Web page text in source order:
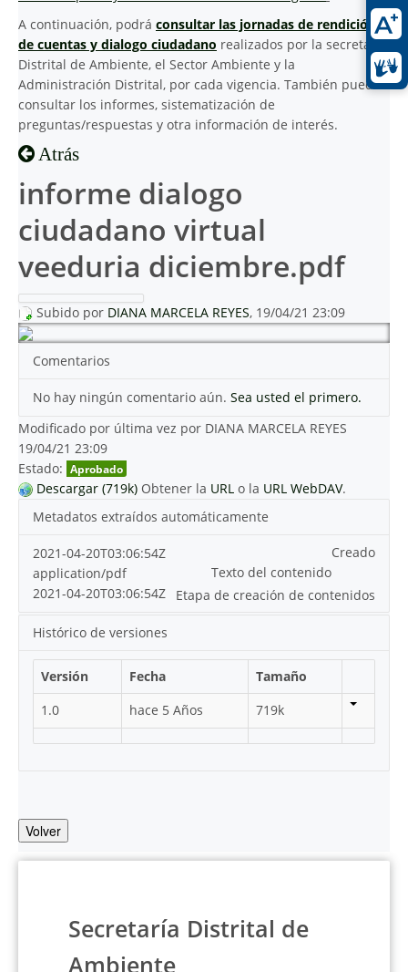
A continuación, podrá consultar las jornadas de rendición
de cuentas y dialogo ciudadano realizados por la secretaria
Distrital de Ambiente, el Sector Ambiente y la
Administración Distrital, por cada vigencia. También puede
consultar los informes, sistematización de
preguntas/respuestas y otra información de interés.
Atrás
informe dialogo
ciudadano virtual
veeduria diciembre.pdf
Subido por DIANA MARCELA REYES, 19/04/21 23:09
Comentarios
No hay ningún comentario aún. Sea usted el primero.
Modificado por última vez por DIANA MARCELA REYES
19/04/21 23:09
Estado: Aprobado
Descargar (719k) Obtener la URL o la URL WebDAV.
Metadatos extraídos automáticamente
Creado
2021-04-20T03:06:54Z
Texto del contenido
application/pdf
Etapa de creación de contenidos
2021-04-20T03:06:54Z
Histórico de versiones
Versión Fecha
Tamaño
1.0
hace 5 Años 719k
Volver
Secretaría Distrital de
Ambiente